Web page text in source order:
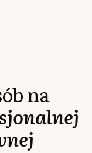
na